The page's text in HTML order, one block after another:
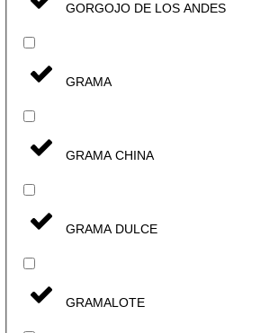
GORGOJO DE LOS ANDES
GRAMA
GRAMA CHINA
GRAMA DULCE
GRAMALOTE